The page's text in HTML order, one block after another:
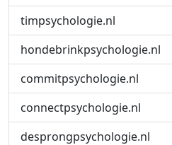
timpsychologie.nl
hondebrinkpsychologie.nl
commitpsychologie.nl
connectpsychologie.nl
desprongpsychologie.nl